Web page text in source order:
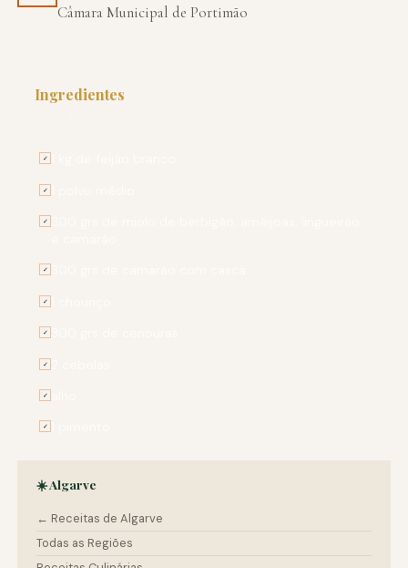
Câmara Municipal de Portimão
Ingredientes
✓
✓
✓
✓
✓
✓
✓
✓
✓
☀️ Algarve
← Receitas de Algarve
Todas as Regiões